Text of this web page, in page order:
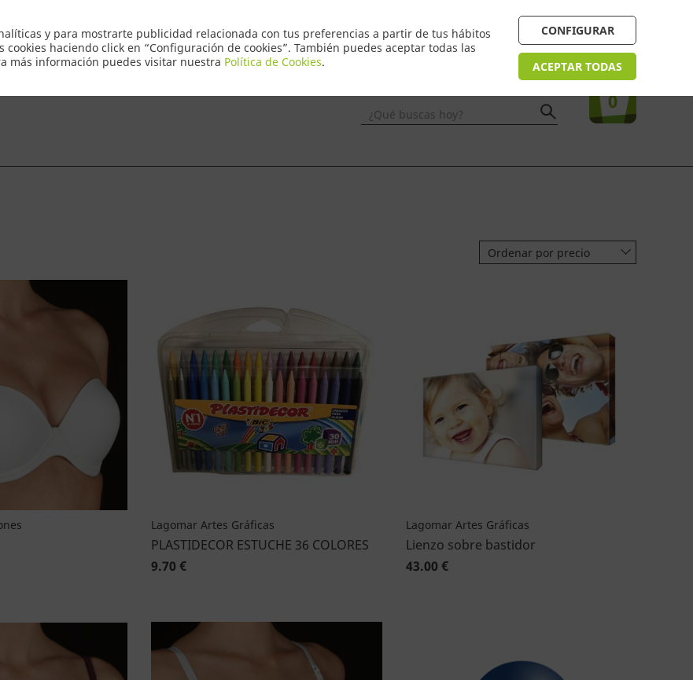
y para mostrarte publicidad relacionada con tus preferencias a partir de tus hábitos
haciendo click en “Configuración de cookies”. También puedes aceptar todas las
más información puedes visitar nuestra Política de Cookies.
CONFIGURAR
ACEPTAR TODAS
¿Necesitas ayuda? FAQ
Tu compra
0
¿Qué buscas hoy?
Ordenar por precio
Lagomar Artes Gráficas
PLASTIDECOR ESTUCHE 36 COLORES
9.70 €
Lagomar Artes Gráficas
Lienzo sobre bastidor
43.00 €